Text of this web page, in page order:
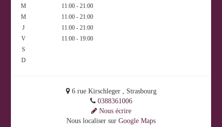
M
11:00 - 21:00
M
11:00 - 21:00
J
11:00 - 21:00
V
11:00 - 19:00
S
D
6 rue Kirschleger , Strasbourg
0388361006
Nous écrire
Nous localiser sur Google Maps